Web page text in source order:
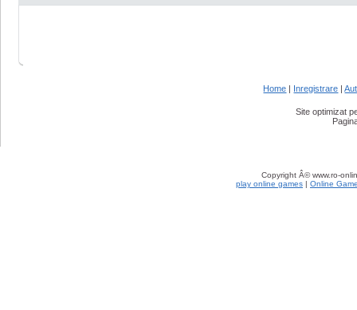
Home | Inregistrare |
Site optimizat
Copyright Â© www.ro-
play online games | Online